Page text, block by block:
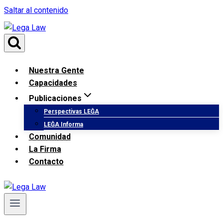
Saltar al contenido
Nuestra Gente
Capacidades
Publicaciones
Perspectivas LEĜA
LEĜA Informa
Comunidad
La Firma
Contacto